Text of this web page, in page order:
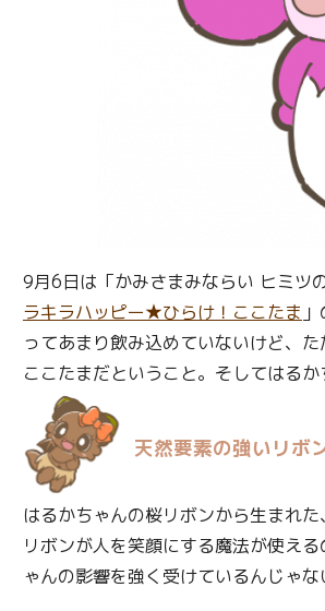
9月6日は「かみさまみならい ヒミツ
ラキラハッピー★ひらけ！ここたま
ってあまり飲み込めていないけど、
ここたまだということ。そしてはる
天然要素の強いリボ
はるかちゃんの桜リボンから生まれ
リボンが人を笑顔にする魔法が使え
ゃんの影響を強く受けているんじゃな